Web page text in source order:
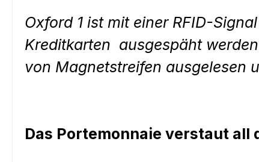
Oxford 1 ist mit einer RFID-
Kreditkarten ausgespäht
von Magnetstreifen ausgelesen
Das Portemonnaie verstaut